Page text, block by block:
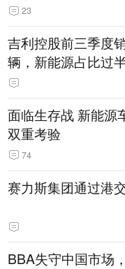
23
吉利控股前三季度
辆，新能源占比过
面临生存战 新能源
双重考验
74
赛力斯集团通过港
BBA失守中国市场